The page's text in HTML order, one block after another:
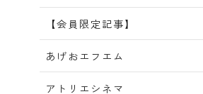
【会員限定記事】
あげおエフエム
アトリエシネマ